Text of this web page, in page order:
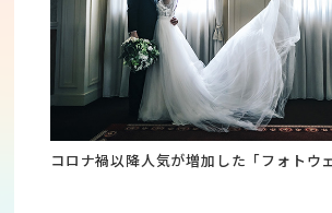
コロナ禍以降人気が増加した「フォトウ